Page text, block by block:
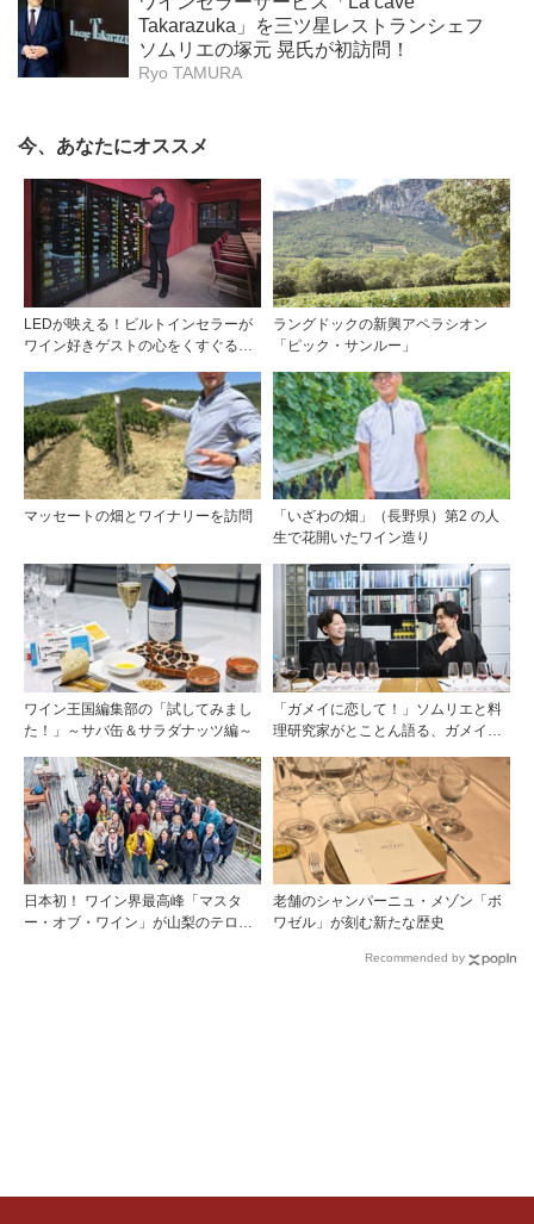
Takarazuka」を三ツ星レストランシェフ
ソムリエの塚元 晃氏が初訪問！
Ryo TAMURA
今、あなたにオススメ
LEDが映える！ビルトインセラーが
ワイン好きゲストの心をくすぐる
ラングドックの新興アペラシオン
「ピック・サンルー」
マッセートの畑とワイナリーを訪問
「いざわの畑」（長野県）第2 の人
生で花開いたワイン造り
ワイン王国編集部の「試してみまし
た！」～サバ缶＆サラダナッツ編～
「ガメイに恋して！」ソムリエと料
理研究家がとことん語る、ガメイの
日本初！ ワイン界最高峰「マスタ
ー・オブ・ワイン」が山梨のテロワ
老舗のシャンパーニュ・メゾン「ボ
ワゼル」が刻む新たな歴史
Recommended by